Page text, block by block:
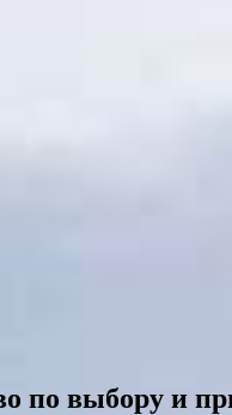
по выбору и